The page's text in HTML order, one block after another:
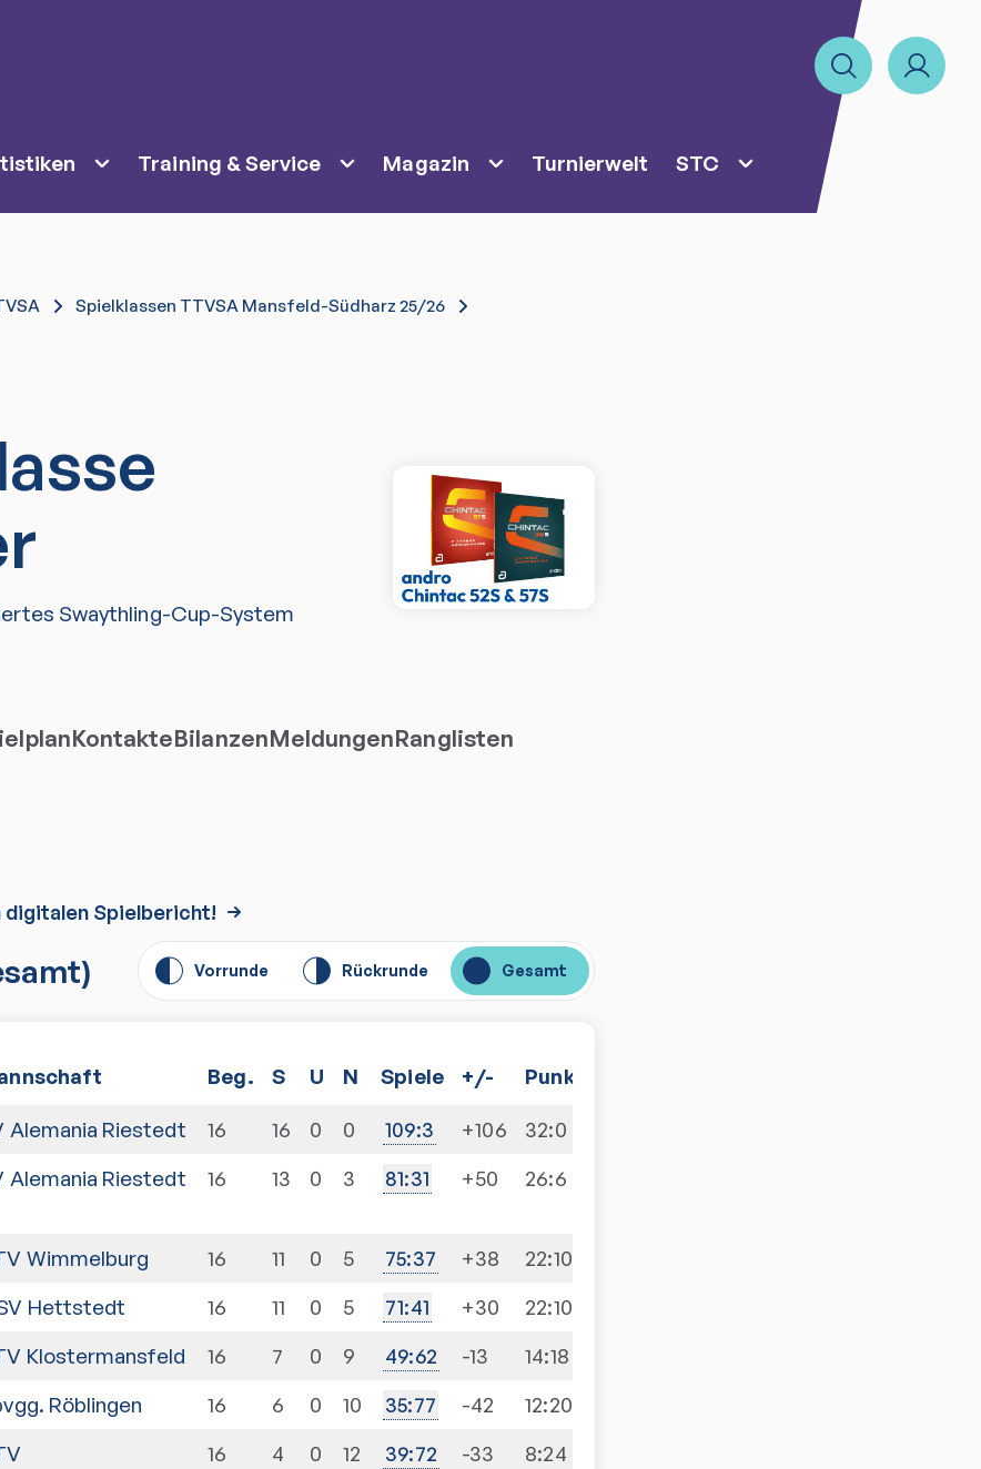
Training & Service Magazin Turnierwelt STC
Spielklassen TTVSA Mansfeld-Südharz 25/26
Swaythling-Cup-System
KontakteBilanzenMeldungenRanglisten
digitalen Spielbericht!
Vorrunde Rückrunde Gesamt
Beg. S U N Spiele +/- Punkte
Alemania Riestedt 16 16 0 0 109:3 +106 32:0
Alemania Riestedt
16 13 0 3 81:31 +50 26:6
Wimmelburg 16 11 0 5 75:37 +38 22:10
Hettstedt 16 11 0 5 71:41 +30 22:10
Klostermansfeld 16 7 0 9 49:62 -13 14:18
Röblingen 16 6 0 10 35:77 -42 12:20
16 4 0 12 39:72 -33 8:24